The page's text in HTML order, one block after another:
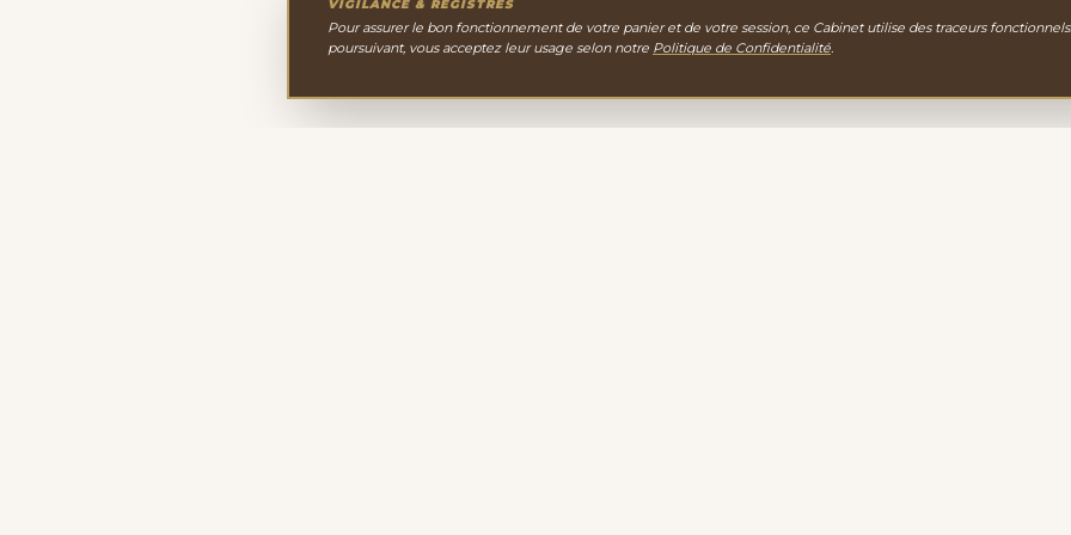
VIGILANCE & REGISTRES
Pour assurer le bon fonctionnement de votre panier et de votre session, ce Cabinet utilise des traceurs
poursuivant, vous acceptez leur usage selon notre Politique de Confidentialité.